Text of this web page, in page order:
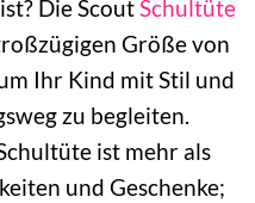
Die ScoutSchultüte
Größe von
Ihr Kind mit Stil und
zu begleiten.
ist mehr als
und Geschenke;